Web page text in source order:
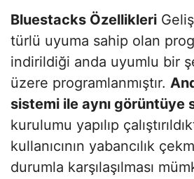
Bluestacks Özellikleri
türlü uyuma sahip olan
indirildiği anda uyumlu bir
üzere programlanmıştır.
sistemi ile aynı görüntüye
kurulumu yapılıp
kullanıcının yabancılık
durumla karşılaşılması